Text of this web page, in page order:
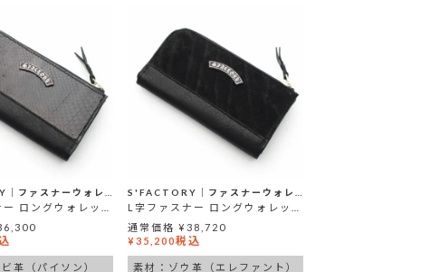
革（パイソン）
通常価格 ¥ 38,720
¥35,200税込
素材：ゾウ革（エレファント）